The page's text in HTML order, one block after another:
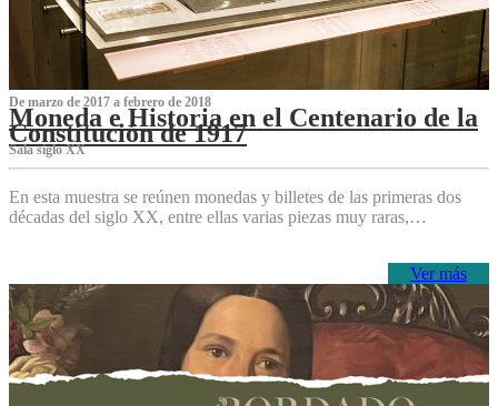
De marzo de 2017 a febrero de 2018
Moneda e Historia en el Centenario de la
Constitución de 1917
Sala siglo XX
En esta muestra se reúnen monedas y billetes de las primeras dos
décadas del siglo XX, entre ellas varias piezas muy raras,…
Ver más